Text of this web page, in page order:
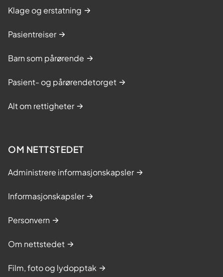
Klage og erstatning
Pasientreiser
Barn som pårørende
Pasient- og pårørendetorget
Alt om rettigheter
OM NETTSTEDET
Administrere informasjonskapsler
Informasjonskapsler
Personvern
Om nettstedet
Film, foto og lydopptak